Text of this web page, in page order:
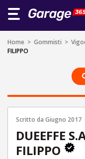
Home > Gommisti >
FILIPPO
Scritto da Giugno 2017
DUEEFFE
FILIPPO